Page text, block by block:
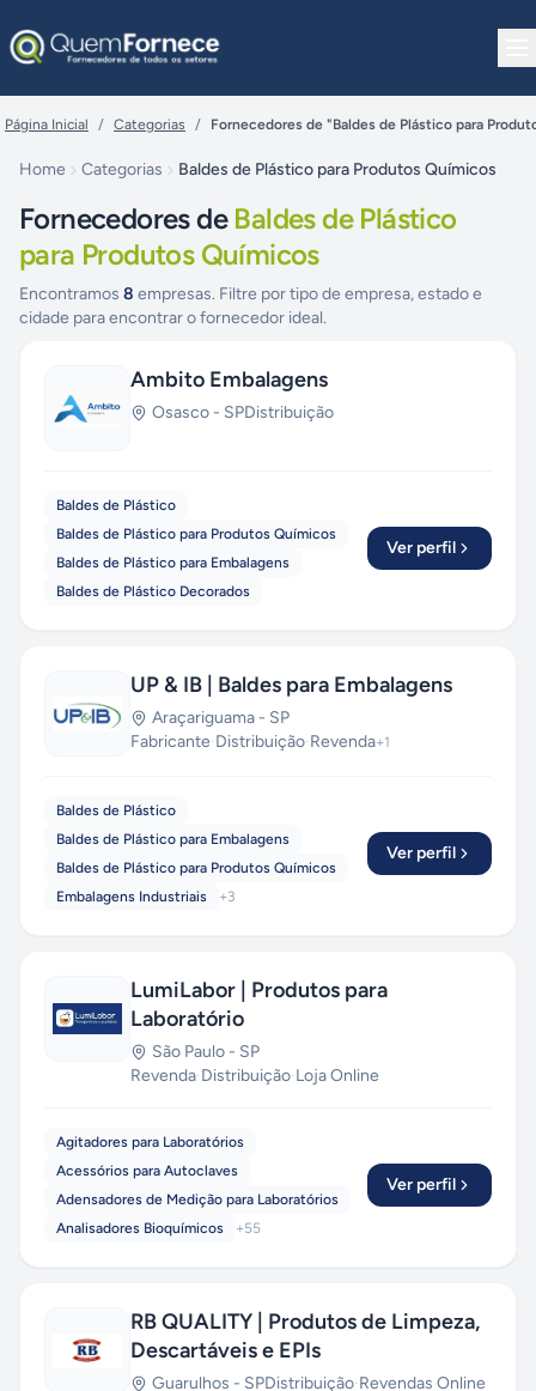
Página Inicial / Categorias / Fornecedores de "Baldes de Plástico para
Home Categorias Baldes de Plástico para Produtos Químicos
Fornecedores de Baldes de Plástico
para Produtos Químicos
Encontramos 8 empresas. Filtre por tipo de empresa, estado e
cidade para encontrar o fornecedor ideal.
Ambito Embalagens
Osasco - SPDistribuição
Baldes de Plástico
Baldes de Plástico para Produtos Químicos
Baldes de Plástico para Embalagens
Baldes de Plástico Decorados
Ver perfil
UP & IB | Baldes para Embalagens
Araçariguama - SP
Fabricante·Distribuição·Revenda+1
Baldes de Plástico
Baldes de Plástico para Embalagens
Baldes de Plástico para Produtos Químicos
Embalagens Industriais
+3
Ver perfil
LumiLabor | Produtos para
Laboratório
São Paulo - SP
Revenda·Distribuição·Loja Online
Agitadores para Laboratórios
Acessórios para Autoclaves
Adensadores de Medição para Laboratórios
Analisadores Bioquímicos
+55
Ver perfil
RB QUALITY | Produtos de Limpeza,
Descartáveis e EPIs
Guarulhos - SPDistribuição·Revendas Online